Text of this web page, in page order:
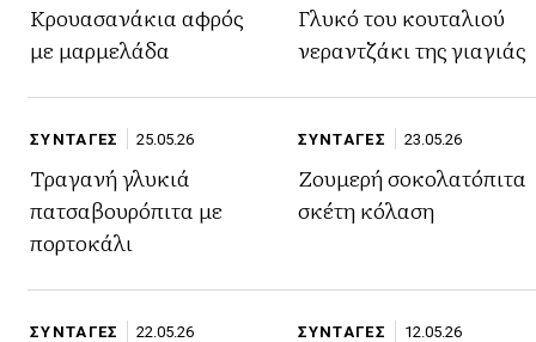
Κρουασανάκια αφρός
με μαρμελάδα
Γλυκό του κουταλιού
νεραντζάκι της γιαγιάς
ΣΥΝΤΑΓΕΣ 25.05.26
Τραγανή γλυκιά
πατσαβουρόπιτα με
πορτοκάλι
ΣΥΝΤΑΓΕΣ 23.05.26
Ζουμερή σοκολατόπιτα
σκέτη κόλαση
ΣΥΝΤΑΓΕΣ 22.05.26 ΣΥΝΤΑΓΕΣ 12.05.26